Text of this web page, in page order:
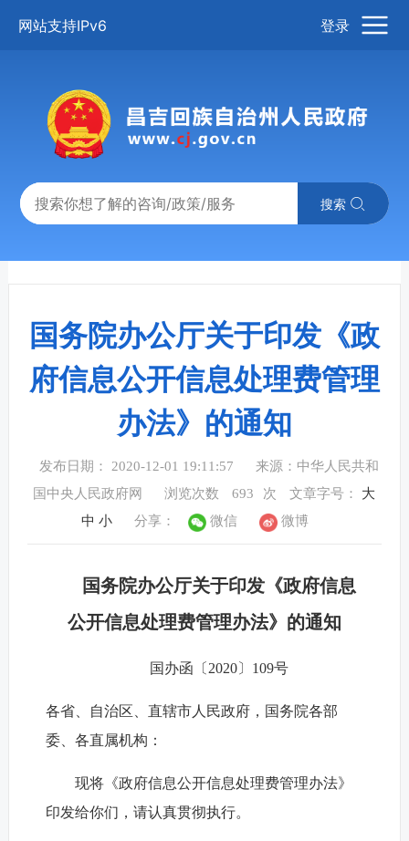
网站支持IPv6 登录
搜索
国务院办公厅关于印发《政
府信息公开信息处理费管理
办法》的通知
发布日期： 2020-12-01 19:11:57
来源：中华人民共和
国中央人民政府网
浏览次数 693 次 文章字号： 大
中 小 分享： 微信 微博
国务院办公厅关于印发《政府信息
公开信息处理费管理办法》的通知
国办函〔2020〕109号
各省、自治区、直辖市人民政府，国务院各部
委、各直属机构：
现将《政府信息公开信息处理费管理办法》
印发给你们，请认真贯彻执行。